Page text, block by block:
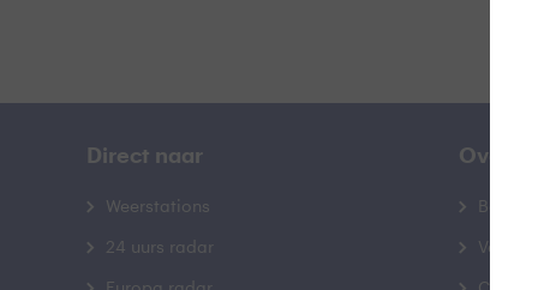
Direct naar
Weerstations
24 uurs radar
Over